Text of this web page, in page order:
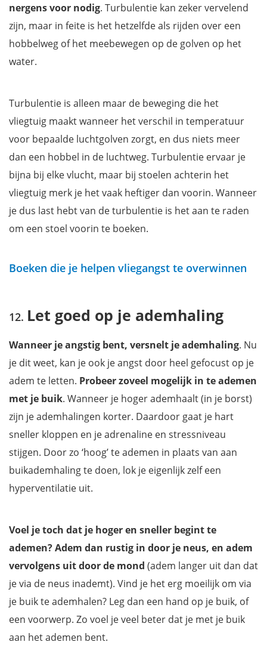
nergens voor nodig. Turbulentie kan zeker vervelend
zijn, maar in feite is het hetzelfde als rijden over een
hobbelweg of het meebewegen op de golven op het
water.
Turbulentie is alleen maar de beweging die het
vliegtuig maakt wanneer het verschil in temperatuur
voor bepaalde luchtgolven zorgt, en dus niets meer
dan een hobbel in de luchtweg. Turbulentie ervaar je
bijna bij elke vlucht, maar bij stoelen achterin het
vliegtuig merk je het vaak heftiger dan voorin. Wanneer
je dus last hebt van de turbulentie is het aan te raden
om een stoel voorin te boeken.
Boeken die je helpen vliegangst te overwinnen
Let goed op je ademhaling
Wanneer je angstig bent, versnelt je ademhaling. Nu
je dit weet, kan je ook je angst door heel gefocust op je
adem te letten. Probeer zoveel mogelijk in te ademen
met je buik. Wanneer je hoger ademhaalt (in je borst)
zijn je ademhalingen korter. Daardoor gaat je hart
sneller kloppen en je adrenaline en stressniveau
stijgen. Door zo ‘hoog’ te ademen in plaats van aan
buikademhaling te doen, lok je eigenlijk zelf een
hyperventilatie uit.
Voel je toch dat je hoger en sneller begint te
ademen? Adem dan rustig in door je neus, en adem
vervolgens uit door de mond (adem langer uit dan dat
je via de neus inademt). Vind je het erg moeilijk om via
je buik te ademhalen? Leg dan een hand op je buik, of
een voorwerp. Zo voel je veel beter dat je met je buik
aan het ademen bent.